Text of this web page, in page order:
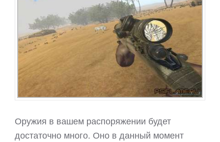
Оружия в вашем распоряжении будет
достаточно много. Оно в данный момент